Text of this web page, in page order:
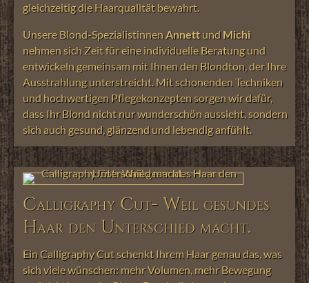
gleichzeitig die Haarqualität bewahrt.
Unsere Blond-SpezialistinnenAnnettund Michi
nehmen sich Zeit für eine individuelle Beratung und
entwickeln gemeinsam mit Ihnen den Blondton, der Ihre
Ausstrahlung unterstreicht. Mit schonenden Techniken
und hochwertigen Pflegekonzepten sorgen wir dafür,
dass Ihr Blond nicht nur wunderschön aussieht, sondern
sich auch gesund, glänzend und lebendig anfühlt.
Calligraphy Cut- Weil gesundes
Haar den Unterschied macht.
Ein Calligraphy Cut schenkt Ihrem Haar genau das, was
sich viele wünschen: mehr Volumen, mehr Bewegung